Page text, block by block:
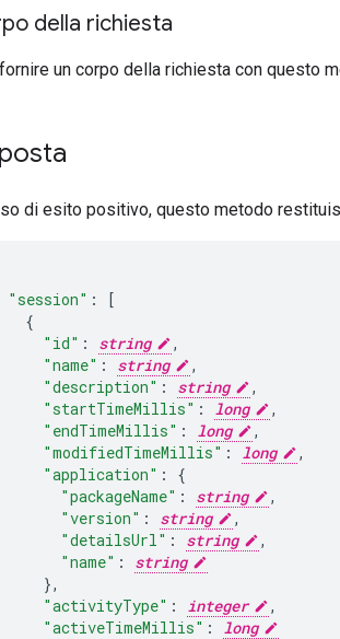
della richiesta
un corpo della richiesta con questo
di esito positivo, questo metodo
"session" :
[
"id" : string
,
"name" : string
,
"description" : string
,
"startTimeMillis" : long
,
"endTimeMillis" : long
,
"modifiedTimeMillis" : long
,
"application" :
"packageName" : string
,
"version" : string
,
"detailsUrl" : string
,
"name" :
string
},
"activityType" : integer
,
"activeTimeMillis" :
long